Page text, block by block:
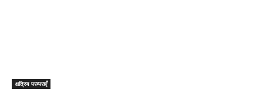
क्षत्रिय परम्पराएँ